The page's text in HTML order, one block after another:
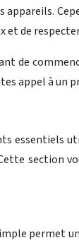
et de
de
appel à un
essentiels
section
permet